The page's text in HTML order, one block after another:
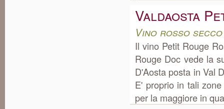
Valdaosta
Vino rosso
Il vino Petit Rouge
Rouge Doc vede la
D'Aosta posta in Val
E' proprio in tali
per la maggiore in